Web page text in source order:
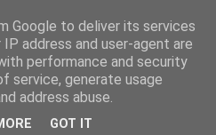
de Jorge
Google to deliver its services
address and user-agent are
performance and security
service, generate usage
address abuse.
GOT IT